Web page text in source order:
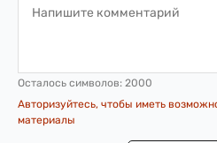
Осталось символов: 2000
Авторизуйтесь, чтобы иметь
материалы